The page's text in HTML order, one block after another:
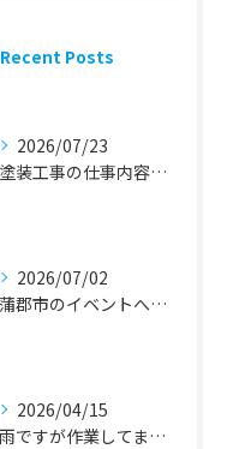
Recent Posts
2026/07/23
塗装工事の仕事内容『蒲郡市・岡崎市 外壁塗装・屋根塗装・雨漏り修理』
2026/07/02
蒲郡市のイベントへ出店しました！『外壁塗装・屋根塗装・雨漏り修理』
2026/04/15
雨ですが作業してます！『蒲郡市・岡崎市 外壁塗装・屋根塗装・雨漏り修理』